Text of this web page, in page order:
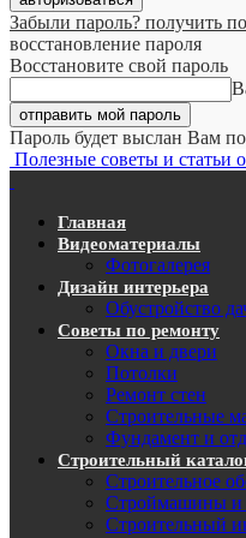
Забыли пароль? получить
восстановление пароля
Восстановите свой пароль
Пароль будет выслан Вам
Полезные советы и статьи
Главная
Видеоматериалы
Фотогалерея
Дизайн интерьера
Обустройство
Советы по ремонту
Окна и двери
Потолки
Ремонт стен
Строительные
Фундамент и
Строительный
Строительное
Строймашины и
Строительный